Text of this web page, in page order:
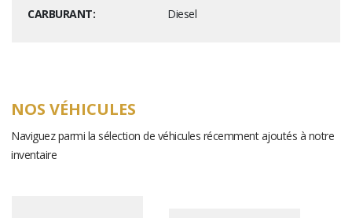
CARBURANT:
Diesel
NOS VÉHICULES
Naviguez parmi la sélection de véhicules récemment ajoutés à notre
inventaire